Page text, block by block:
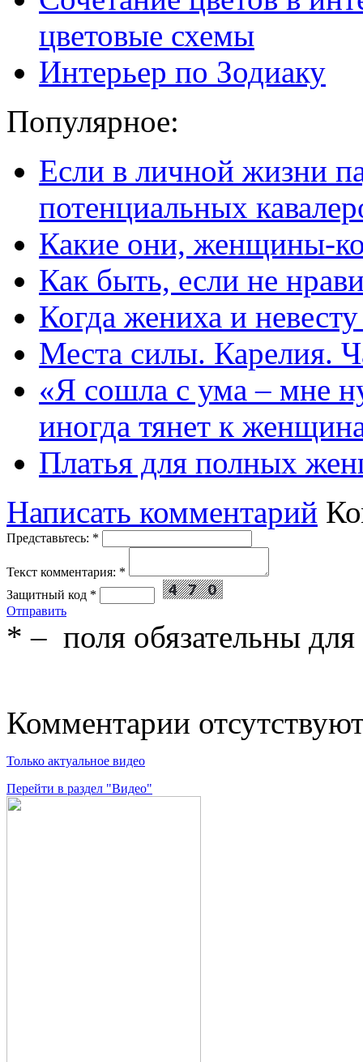
цветовые схемы
Интерьер по Зодиаку
Популярное:
Если в личной жизни
потенциальных
Какие они, женщины-
Как быть, если не
Когда жениха и
Места силы. Карелия.
«Я сошла с ума – мне
иногда тянет к
Платья для полных
Написать комментарий
Представьтесь: *
Текст комментария: *
Защитный код *
Отправить
* – поля обязательны для
Комментарии
Только актуальное видео
Перейти в раздел "Видео"